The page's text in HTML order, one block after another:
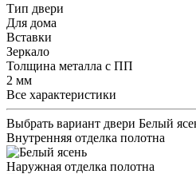
Тип двери
Для дома
Вставки
Зеркало
Толщина металла с ПП
2 мм
Все характеристики
Выбрать вариант двери Белый
Внутренняя отделка полотна
Наружная отделка полотна